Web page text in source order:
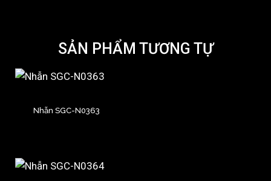
SẢN PHẨM TƯƠNG TỰ
Nhẫn SGC-N0363